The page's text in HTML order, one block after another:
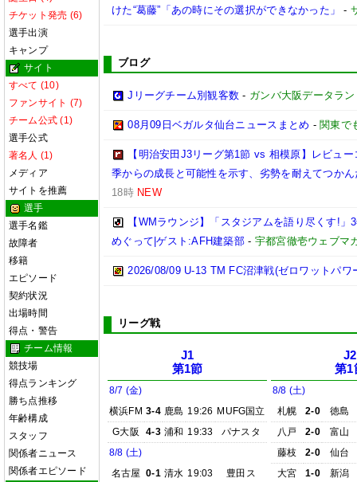
チケット発売 (6)
選手出演
キャンプ
サイト
すべて (10)
ファンサイト (7)
チーム公式 (1)
選手公式
著名人 (1)
メディア
サイトを推薦
選手
選手名鑑
故障者
移籍
エピソード
契約状況
出場時間
得点・警告
チーム情報
競技場
得点ランキング
勝ち点推移
年齢構成
スタッフ
関係者ニュース
関係者エピソード
けた“葛藤”「あの時にその選択ができなかった」
-
ブログ
Jリーグチーム別観客数 - ガンバ大阪データラ
08月09日ベガルタ仙台ニュースまとめ - 関東で
【明治安田J3リーグ第1節 vs 相模原】レビュ
季からの成長と可能性を示す、劣勢を耐えてつか
18時 NEW
【WMラウンジ】「スタジアムを語り尽くす!
めぐって|ゲスト:AFH建築部 - 宇都宮徹壱ウェブマ
2026/08/09 U-13 TM FC沼津戦(ゼロワットパワ
リーグ戦
J1
第1節
8/7 (金)
横浜FM 3-4 鹿島 19:26 MUFG国立
G大阪
4-3 浦和 19:33
パナスタ
8/8 (土)
名古屋 0-1 清水 19:03
豊田ス
J2
第1
8/8 (土)
札幌
2-0
徳島
八戸
2-0
富山
藤枝
2-0
仙台
大宮
1-0
新潟